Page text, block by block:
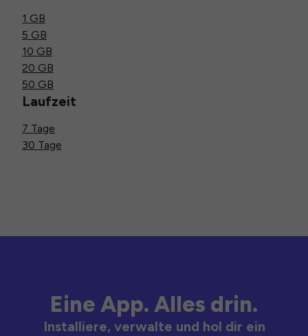
1 GB
5 GB
10 GB
20 GB
50 GB
Laufzeit
7 Tage
30 Tage
Eine App. Alles drin.
Installiere, verwalte und hol dir ein